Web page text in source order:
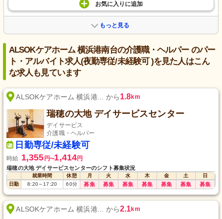
お気に入り に追加
もっと見る
ALSOKケアホーム 横浜港南台の介護職・ヘルパー のパー
ト・アルバイト求人(夜勤専従/未経験可 )を見た人はこん
な求人も見ています
ALSOKケアホーム 横浜港... から1.8km
瑞穂の大地 デイサービスセンター
デイサービス
介護職・ヘルパー
日勤専従/未経験可
時給 1,355 円〜1,414円
瑞穂の大地 デイサービスセンターのシフト募集状況
就業時間 休憩 月 火 水 木 金 土
日
日勤
8:20～17:20 60分 募集 募集 募集 募集 募集 募集 募集
ALSOKケアホーム 横浜港... から2.1km